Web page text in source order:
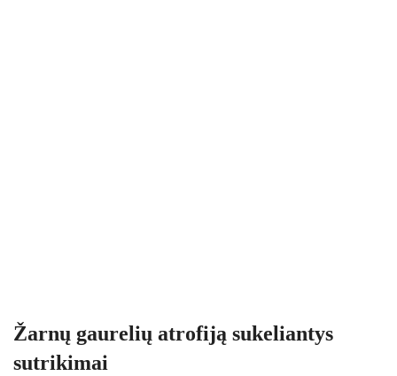
Žarnų gaurelių atrofiją sukeliantys
sutrikimai